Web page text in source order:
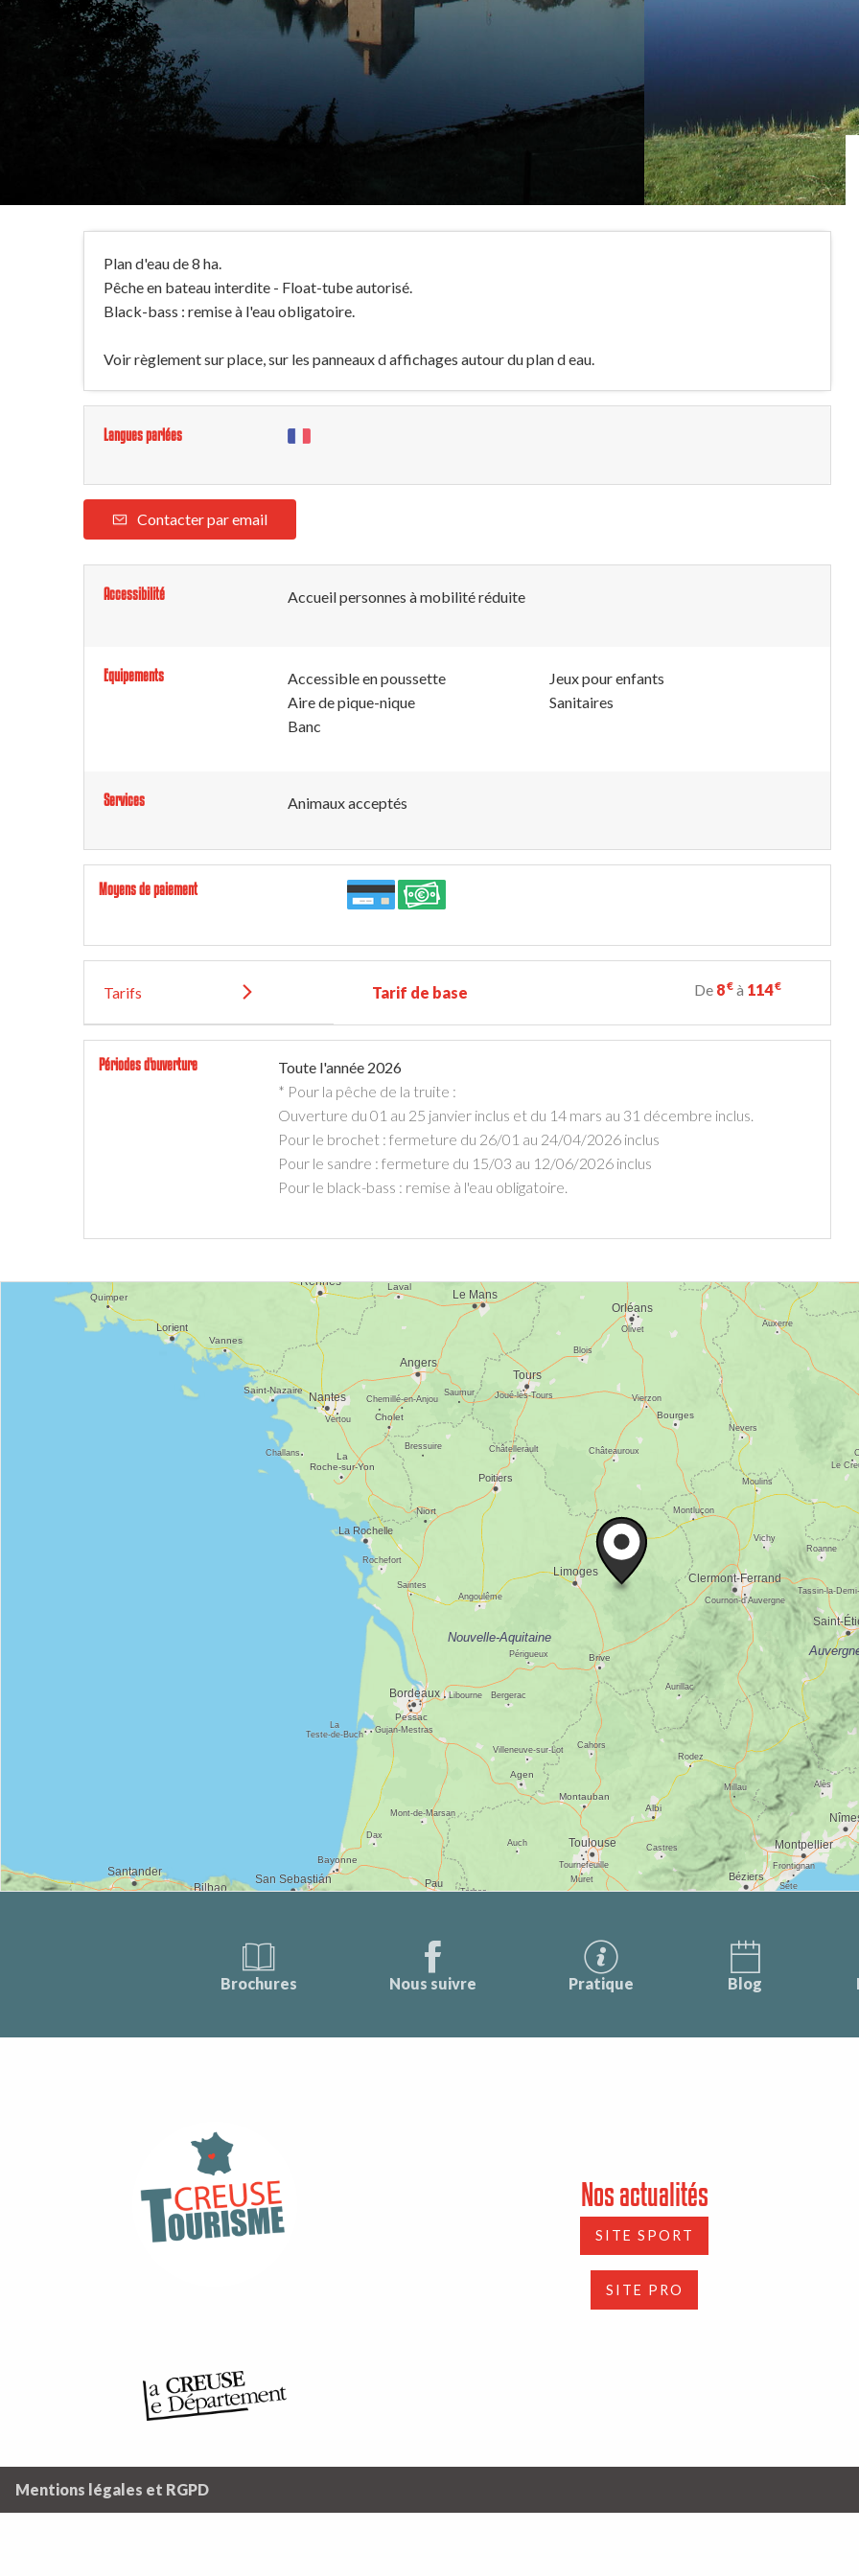
Plan d'eau de 8 ha.
Pêche en bateau interdite - Float-tube autorisé.
Black-bass : remise à l'eau obligatoire.
Voir règlement sur place, sur les panneaux d affichages autour du plan d eau.
Langues parlées
Contacter par email
Accessibilité Accueil personnes à mobilité réduite
Equipements
Accessible en poussette
Aire de pique-nique
Banc
Jeux pour enfants
Sanitaires
Services Animaux acceptés
Moyens de paiement
Tarifs Tarif de base De 8€ à 114€
Périodes d'ouverture
Toute l'année 2026
* Pour la pêche de la truite :
Ouverture du 01 au 25 janvier inclus et du 14 mars au 31 décembre inclus.
Pour le brochet : fermeture du 26/01 au 24/04/2026 inclus
Pour le sandre : fermeture du 15/03 au 12/06/2026 inclus
Pour le black-bass : remise à l'eau obligatoire.
Brochures Nous suivre Pratique Blog
Nos actualités
SITE SPORT
SITE PRO
Mentions légales et RGPD